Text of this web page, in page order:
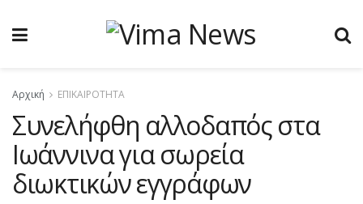
Αρχική ΕΠΙΚΑΙΡΟΤΗΤΑ
Συνελήφθη αλλοδαπός στα
Ιωάννινα για σωρεία
διωκτικών εγγράφων